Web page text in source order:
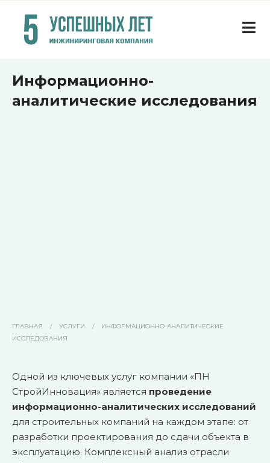
Информационно-
аналитические исследования
ГЛАВНАЯ / УСЛУГИ / ИНФОРМАЦИОННО-АНАЛИТИЧЕСКИЕ
ИССЛЕДОВАНИЯ
Одной из ключевых услуг компании «ПН
СтройИнновация» является проведение
информационно-аналитических исследований
для строительных компаний на каждом этапе: от
разработки проектирования до сдачи объекта в
эксплуатацию. Комплексный анализ отрасли